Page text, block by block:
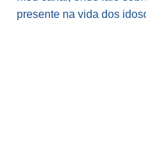
presente na vida dos